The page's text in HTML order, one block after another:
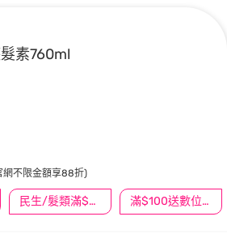
素760ml
民生/髮類滿$388送舒潔冰巾 滿$100送數位印花
網不限金額享88折)